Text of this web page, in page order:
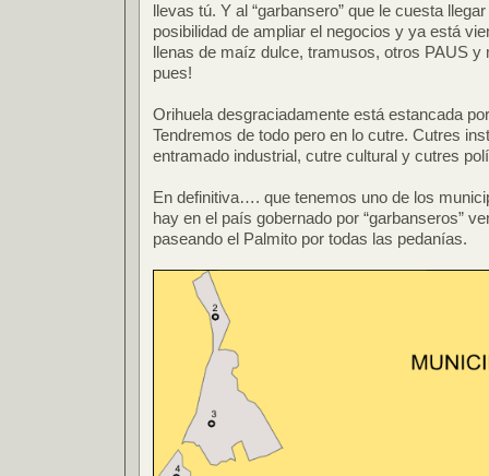
llevas tú. Y al “garbansero” que le cuesta
posibilidad de ampliar el negocios y ya está
llenas de maíz dulce, tramusos, otros PAUS
pues!
Orihuela desgraciadamente está estancada
Tendremos de todo pero en lo cutre. Cutres
entramado industrial, cutre cultural y cutres
En definitiva…. que tenemos uno de los
hay en el país gobernado por “garbanseros”
paseando el Palmito por todas las pedanías.